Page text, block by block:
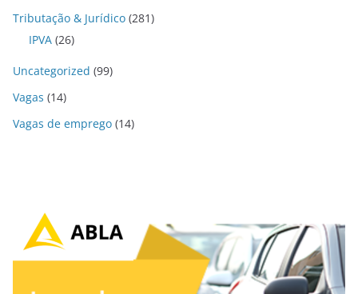
Tributação & Jurídico (281)
IPVA (26)
Uncategorized (99)
Vagas (14)
Vagas de emprego (14)